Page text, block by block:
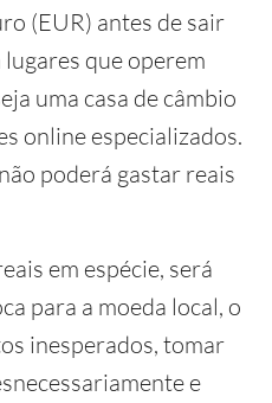
(EUR) antes de sair
lugares que operem
uma casa de câmbio
online especializados.
poderá gastar reais
em espécie, será
para a moeda local, o
inesperados, tomar
e